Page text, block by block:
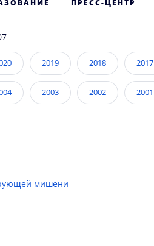
ПРЕСС-ЦЕНТР
2019 2018 2017
2003 2002 2001
мишени